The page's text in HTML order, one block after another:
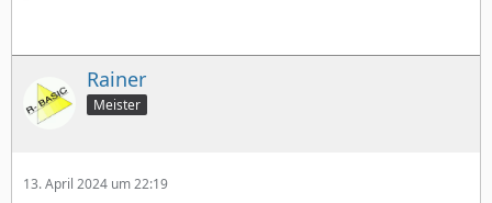
Rainer
Meister
13. April 2024 um 22:19